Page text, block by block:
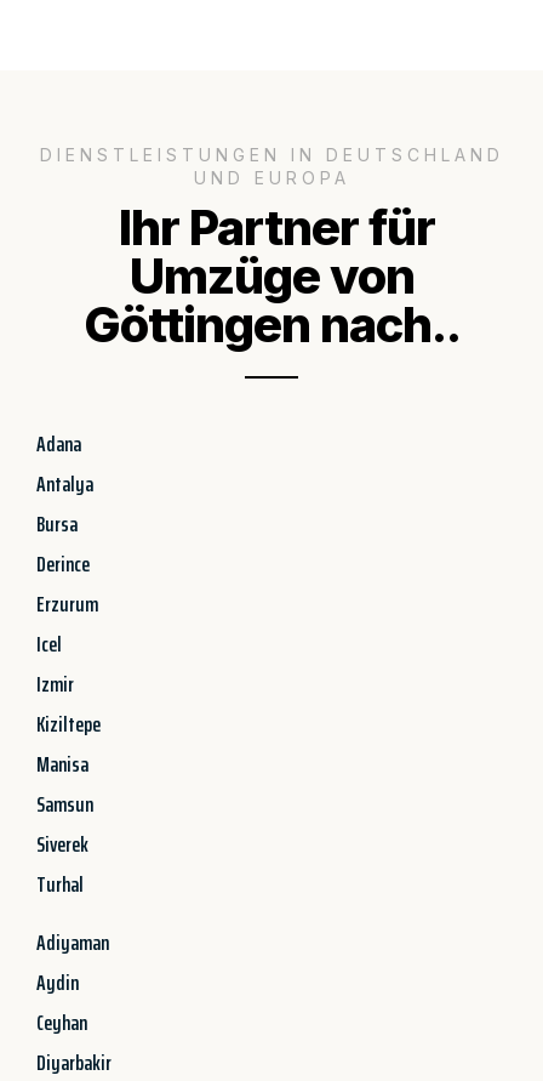
DIENSTLEISTUNGEN IN DEUTSCHLAND
UND EUROPA
Ihr Partner für
Umzüge von
Göttingen nach..
Adana
Antalya
Bursa
Derince
Erzurum
Icel
Izmir
Kiziltepe
Manisa
Samsun
Siverek
Turhal
Adiyaman
Aydin
Ceyhan
Diyarbakir